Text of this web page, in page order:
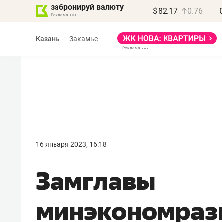
забронируй валюту $ 82.17 0.76
Казань Закамье
16 января 2023, 16:18
Замглавыправил, бизнес может
потерять минимум